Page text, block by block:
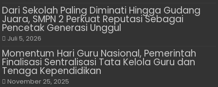
Dari Sekolah Paling Diminati Hingga Gudang
Juara, SMPN 2 Perkuat Reputasi Sebagai
Pencetak Generasi Unggul
Juli 5, 2026
Momentum Hari Guru Nasional, Pemerintah
Finalisasi Sentralisasi Tata Kelola Guru dan
Tenaga Kependidikan
November 25, 2025